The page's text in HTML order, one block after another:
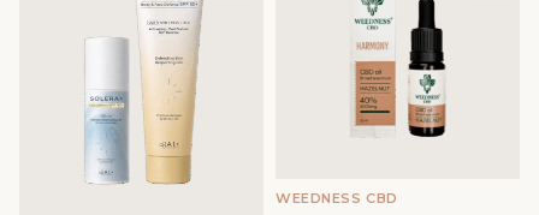
WEEDNESS CBD